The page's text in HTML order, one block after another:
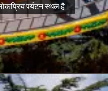
पर्यटन स्थल है।पास कुफरी शहर में स्थित एक लोकप्रिय पर्यटन स्थल है।